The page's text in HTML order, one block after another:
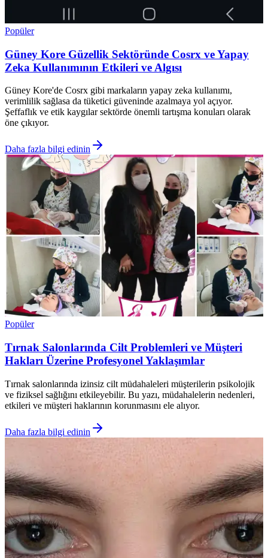
Popüler
Güney Kore Güzellik Sektöründe Cosrx ve Yapay
Zeka Kullanımının Etkileri ve Algısı
Güney Kore'de Cosrx gibi markaların yapay zeka kullanımı,
verimlilik sağlasa da tüketici güveninde azalmaya yol açıyor.
Şeffaflık ve etik kaygılar sektörde önemli tartışma konuları olarak
öne çıkıyor.
Daha fazla bilgi edinin
Popüler
Tırnak Salonlarında Cilt Problemleri ve Müşteri
Hakları Üzerine Profesyonel Yaklaşımlar
Tırnak salonlarında izinsiz cilt müdahaleleri müşterilerin psikolojik
ve fiziksel sağlığını etkileyebilir. Bu yazı, müdahalelerin nedenleri,
etkileri ve müşteri haklarının korunmasını ele alıyor.
Daha fazla bilgi edinin